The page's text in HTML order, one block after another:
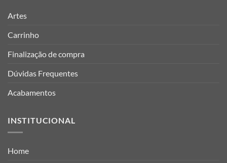
Artes
Carrinho
Finalização de compra
Dúvidas Frequentes
Acabamentos
INSTITUCIONAL
Home